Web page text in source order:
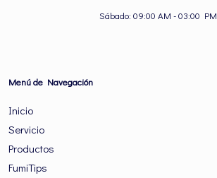
Sábado: 09:00 AM - 03:00 PM
Menú de Navegación
Inicio
Servicio
Productos
FumiTips